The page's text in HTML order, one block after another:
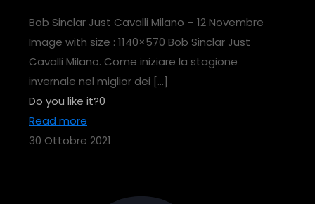
Bob Sinclar Just Cavalli Milano – 12 Novembre
Image with size : 1140×570 Bob Sinclar Just
Cavalli Milano. Come iniziare la stagione
invernale nel miglior dei […]
Do you like it?0
Read more
30 Ottobre 2021